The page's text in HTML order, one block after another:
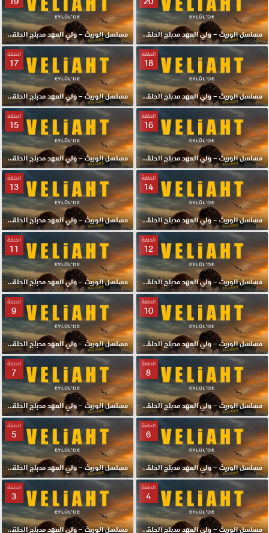
مسلسل الوريث – ولي العهد مدبلج الحلقة 20 HD مسلسل الوريث – ولي العهد مدبلج الحلقة 19 HD
الحلقة
18
مسلسل الوريث – ولي العهد مدبلج الحلقة 18 HD
الحلقة
17
مسلسل الوريث – ولي العهد مدبلج الحلقة 17 HD
الحلقة
16
مسلسل الوريث – ولي العهد مدبلج الحلقة 16 HD
الحلقة
15
مسلسل الوريث – ولي العهد مدبلج الحلقة 15 HD
الحلقة
14
مسلسل الوريث – ولي العهد مدبلج الحلقة 14 HD
الحلقة
13
مسلسل الوريث – ولي العهد مدبلج الحلقة 13 HD
الحلقة
12
مسلسل الوريث – ولي العهد مدبلج الحلقة 12 HD
الحلقة
11
مسلسل الوريث – ولي العهد مدبلج الحلقة 11 HD
الحلقة
10
مسلسل الوريث – ولي العهد مدبلج الحلقة 10 HD
الحلقة
9
مسلسل الوريث – ولي العهد مدبلج الحلقة 9 HD
الحلقة
8
مسلسل الوريث – ولي العهد مدبلج الحلقة 8 HD
الحلقة
7
مسلسل الوريث – ولي العهد مدبلج الحلقة 7 HD
الحلقة
6
مسلسل الوريث – ولي العهد مدبلج الحلقة 6 HD
الحلقة
5
مسلسل الوريث – ولي العهد مدبلج الحلقة 5 HD
الحلقة
4
مسلسل الوريث – ولي العهد مدبلج الحلقة 4 HD
الحلقة
3
مسلسل الوريث – ولي العهد مدبلج الحلقة 3 HD